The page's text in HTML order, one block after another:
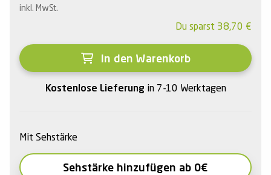
inkl. MwSt.
Du sparst 38,70 €
In den Warenkorb
Kostenlose Lieferung in 7-10 Werktagen
Mit Sehstärke
Sehstärke hinzufügen ab 0€